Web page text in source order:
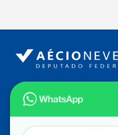
Endereço
Câmara dos Deputados
Ed.
Contato